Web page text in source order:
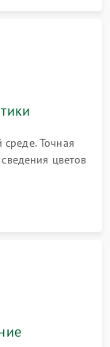
Точная
цветов
всех
корпуса